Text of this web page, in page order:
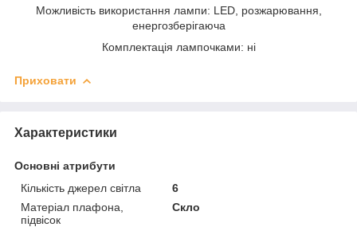
Можливість використання лампи: LED, розжарювання,
енергозберігаюча
Комплектація лампочками: ні
Приховати
Характеристики
Основні атрибути
Кількість джерел світла
6
Матеріал плафона,
підвісок
Скло